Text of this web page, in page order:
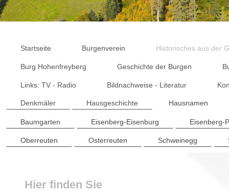
Startseite Burgenverein Historisches aus der
Burg Hohenfreyberg Geschichte der Burgen
Links: TV - Radio Bildnachweise - Literatur
Denkmäler Hausgeschichte Hausnamen
Baumgarten Eisenberg-Eisenburg Eisenberg-
Oberreuten Osterreuten Schweinegg
Hier finden Sie